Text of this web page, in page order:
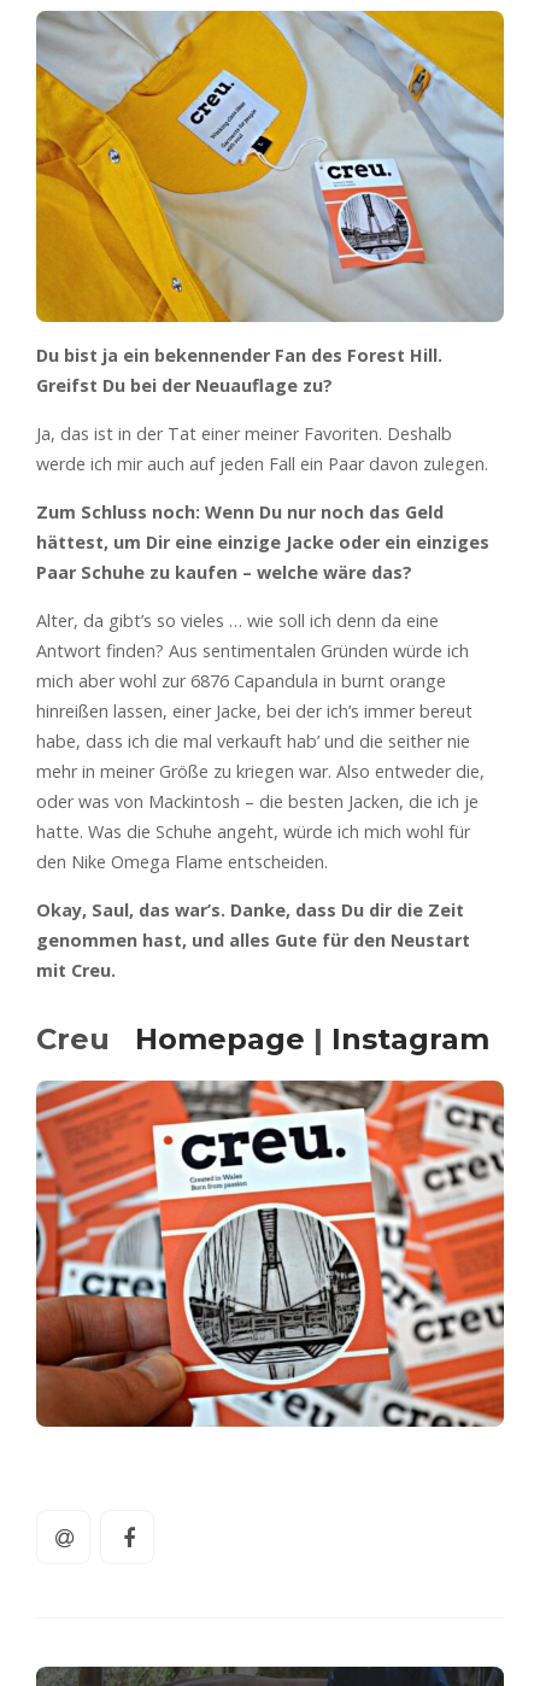
Du bist ja ein bekennender Fan des Forest Hill.
Greifst Du bei der Neuauflage zu?
Ja, das ist in der Tat einer meiner Favoriten. Deshalb
werde ich mir auch auf jeden Fall ein Paar davon zulegen.
Zum Schluss noch: Wenn Du nur noch das Geld
hättest, um Dir eine einzige Jacke oder ein einziges
Paar Schuhe zu kaufen – welche wäre das?
Alter, da gibt’s so vieles … wie soll ich denn da eine
Antwort finden? Aus sentimentalen Gründen würde ich
mich aber wohl zur 6876 Capandula in burnt orange
hinreißen lassen, einer Jacke, bei der ich’s immer bereut
habe, dass ich die mal verkauft hab’ und die seither nie
mehr in meiner Größe zu kriegen war. Also entweder die,
oder was von Mackintosh – die besten Jacken, die ich je
hatte. Was die Schuhe angeht, würde ich mich wohl für
den Nike Omega Flame entscheiden.
Okay, Saul, das war’s. Danke, dass Du dir die Zeit
genommen hast, und alles Gute für den Neustart
mit Creu.
Creu Homepage | Instagram